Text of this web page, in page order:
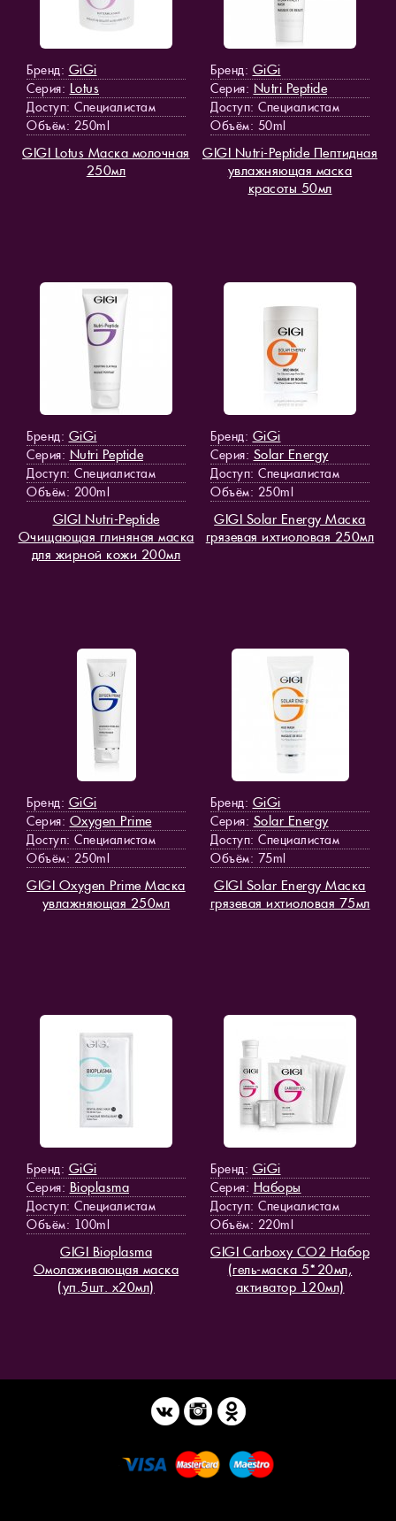
Бренд: GiGi
Серия: Lotus
Доступ: Специалистам
Объём: 250ml
GIGI Lotus Маска молочная
250мл
Бренд: GiGi
Серия: Nutri Peptide
Доступ: Специалистам
Объём: 50ml
GIGI Nutri-Peptide Пептидная
увлажняющая маска
красоты 50мл
Бренд: GiGi
Серия: Nutri Peptide
Доступ: Специалистам
Объём: 200ml
GIGI Nutri-Peptide
Очищающая глиняная маска
для жирной кожи 200мл
Бренд: GiGi
Серия: Solar Energy
Доступ: Специалистам
Объём: 250ml
GIGI Solar Energy Маска
грязевая ихтиоловая 250мл
Бренд: GiGi
Серия: Oxygen Prime
Доступ: Специалистам
Объём: 250ml
GIGI Oxygen Prime Маска
увлажняющая 250мл
Бренд: GiGi
Серия: Solar Energy
Доступ: Специалистам
Объём: 75ml
GIGI Solar Energy Маска
грязевая ихтиоловая 75мл
Бренд: GiGi
Серия: Bioplasma
Доступ: Специалистам
Объём: 100ml
GIGI Bioplasma
Омолаживающая маска
(уп.5шт. х20мл)
Бренд: GiGi
Серия: Наборы
Доступ: Специалистам
Объём: 220ml
GIGI Carboxy CO2 Набор
(гель-маска 5*20мл,
активатор 120мл)